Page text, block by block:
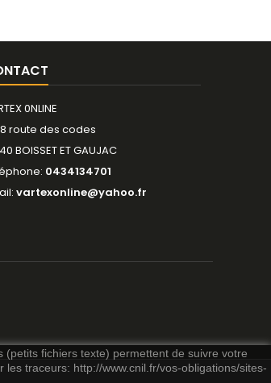
équipée
0NLINE
route des codes
BOISSET ET GAUJAC
0434134701
vartexonline@yahoo.fr
(petits fichiers texte) permettent de suivre votre
traceurs: http://www.cnil.fr/vos-obligations/sites-